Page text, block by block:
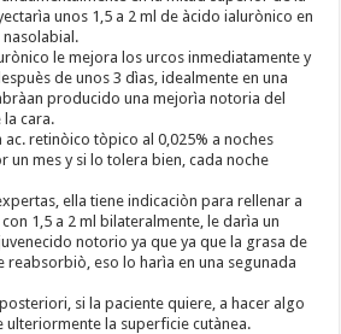
unos 1,5 a 2 ml de àcido ialurònico en
nasolabial.
le mejora los urcos inmediatamente y
de unos 3 dìas, idealmente en una
producido una mejorìa notoria del
la cara.
ac. retinòico tòpico al 0,025% a noches
un mes y si lo tolera bien, cada noche
ella tiene indicaciòn para rellenar a
1,5 a 2 ml bilateralmente, le darìa un
notorio ya que ya que la grasa de
reabsorbiò, eso lo harìa en una segunada
si la paciente quiere, a hacer algo
ulteriormente la superficie cutànea.